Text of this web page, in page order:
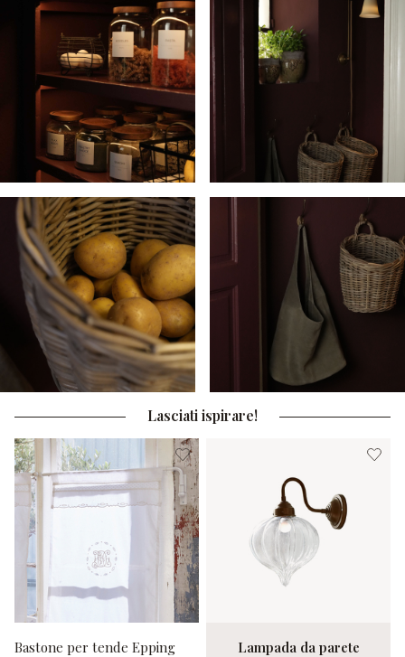
Lasciati ispirare!
Bastone per tende Epping
Lampada da parete